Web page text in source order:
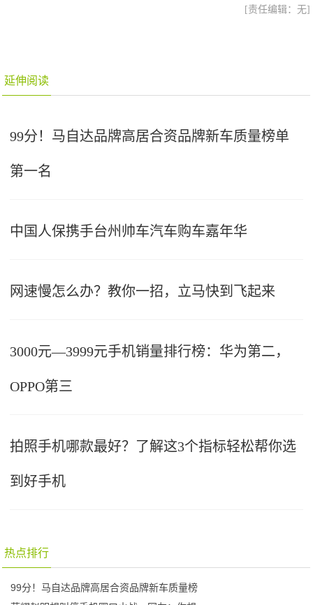
[责任编辑：无]
延伸阅读
99分！马自达品牌高居合资品牌新车质量榜单
第一名
中国人保携手台州帅车汽车购车嘉年华
网速慢怎么办？教你一招，立马快到飞起来
3000元—3999元手机销量排行榜：华为第二，
OPPO第三
拍照手机哪款最好？了解这3个指标轻松帮你选
到好手机
热点排行
99分！马自达品牌高居合资品牌新车质量榜